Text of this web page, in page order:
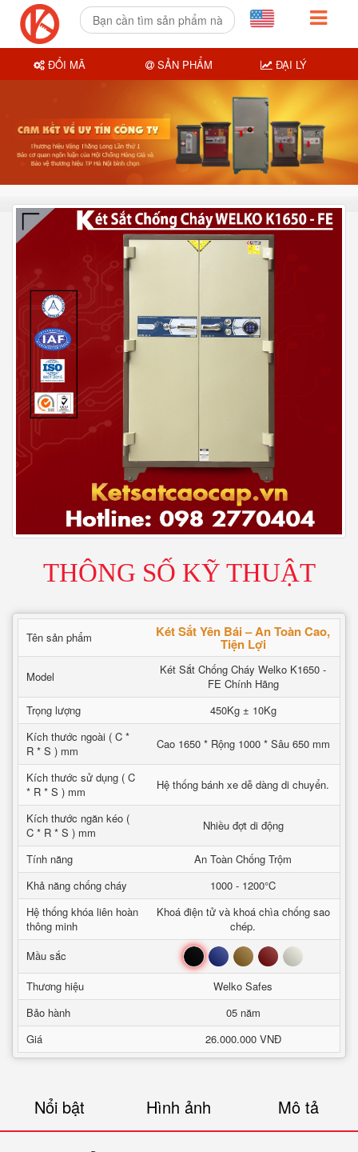
THÔNG SỐ KỸ THUẬT
Tên sản phẩm Két Sắt Yên Bái – An Toàn Cao,
Tiện Lợi
Model
Két Sắt Chống Cháy Welko K1650 -
FE Chính Hãng
Trọng lượng
450Kg ± 10Kg
Kích thước ngoài ( C *
R * S ) mm
Cao 1650 * Rộng 1000 * Sâu 650 mm
Kích thước sử dụng ( C
* R * S ) mm
Hệ thống bánh xe dễ dàng di chuyển.
Kích thước ngăn kéo (
C * R * S ) mm
Nhiều đợt di động
Tính năng
An Toàn Chống Trộm
Khả năng chống cháy
1000 - 1200°C
Hệ thống khóa liên hoàn
thông minh
Khoá điện tử và khoá chìa chống sao
chép.
Mầu sắc
Đen Xanh Nâu Đỏ Trắng
Thương hiệu
Welko Safes
Bảo hành
05 năm
Giá
26.000.000 VNĐ
Nổi bật Hình ảnh Mô tả
ĐỔI MÃ SẢN PHẨM ĐẠI LÝ